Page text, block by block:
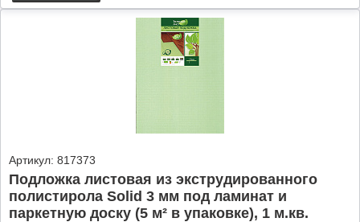
Артикул: 817373
Подложка листовая из экструдированного
полистирола Solid 3 мм под ламинат и
паркетную доску (5 м² в упаковке), 1 м.кв.